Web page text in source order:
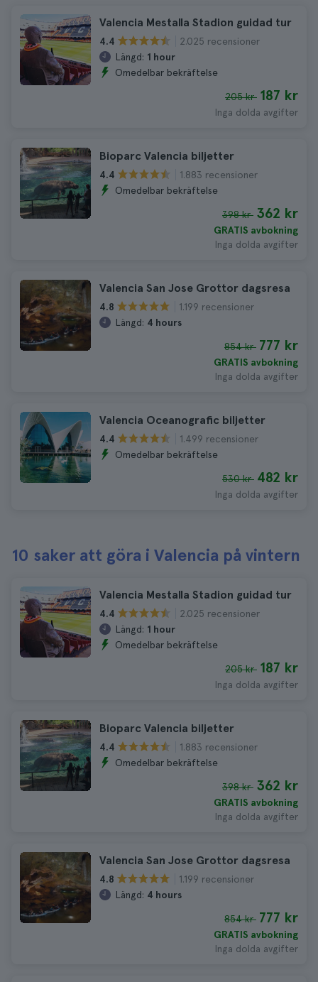
Valencia Mestalla Stadion guidad tur
4.4
2.025 recensioner
Längd: 1 hour
Omedelbar bekräftelse
205 kr 187 kr
Inga dolda avgifter
Bioparc Valencia biljetter
4.4
1.883 recensioner
Omedelbar bekräftelse
398 kr 362 kr
GRATIS avbokning
Inga dolda avgifter
Valencia San Jose Grottor dagsresa
4.8
1.199 recensioner
Längd: 4 hours
854 kr 777 kr
GRATIS avbokning
Inga dolda avgifter
Valencia Oceanografic biljetter
4.4
1.499 recensioner
Omedelbar bekräftelse
530 kr 482 kr
Inga dolda avgifter
10 saker att göra i Valencia på vintern
Valencia Mestalla Stadion guidad tur
4.4
2.025 recensioner
Längd: 1 hour
Omedelbar bekräftelse
205 kr 187 kr
Inga dolda avgifter
Bioparc Valencia biljetter
4.4
1.883 recensioner
Omedelbar bekräftelse
398 kr 362 kr
GRATIS avbokning
Inga dolda avgifter
Valencia San Jose Grottor dagsresa
4.8
1.199 recensioner
Längd: 4 hours
854 kr 777 kr
GRATIS avbokning
Inga dolda avgifter